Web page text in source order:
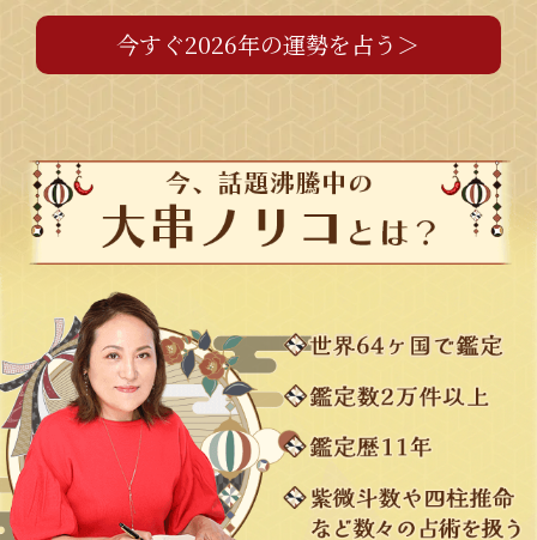
今すぐ2026年の運勢を占う＞